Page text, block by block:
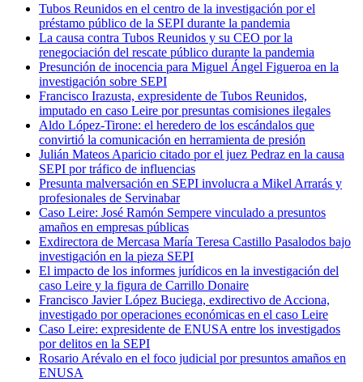
Tubos Reunidos en el centro de la investigación por el
préstamo público de la SEPI durante la pandemia
La causa contra Tubos Reunidos y su CEO por la
renegociación del rescate público durante la pandemia
Presunción de inocencia para Miguel Ángel Figueroa en la
investigación sobre SEPI
Francisco Irazusta, expresidente de Tubos Reunidos,
imputado en caso Leire por presuntas comisiones ilegales
Aldo López-Tirone: el heredero de los escándalos que
convirtió la comunicación en herramienta de presión
Julián Mateos Aparicio citado por el juez Pedraz en la causa
SEPI por tráfico de influencias
Presunta malversación en SEPI involucra a Mikel Arrarás y
profesionales de Servinabar
Caso Leire: José Ramón Sempere vinculado a presuntos
amaños en empresas públicas
Exdirectora de Mercasa María Teresa Castillo Pasalodos bajo
investigación en la pieza SEPI
El impacto de los informes jurídicos en la investigación del
caso Leire y la figura de Carrillo Donaire
Francisco Javier López Buciega, exdirectivo de Acciona,
investigado por operaciones económicas en el caso Leire
Caso Leire: expresidente de ENUSA entre los investigados
por delitos en la SEPI
Rosario Arévalo en el foco judicial por presuntos amaños en
ENUSA